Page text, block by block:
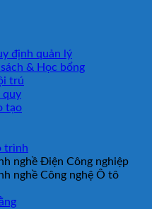
định quản lý
& Học bổng
trú
quy
tạo
trình
nghề Điện Công nghiệp
nghề Công nghệ Ô tô